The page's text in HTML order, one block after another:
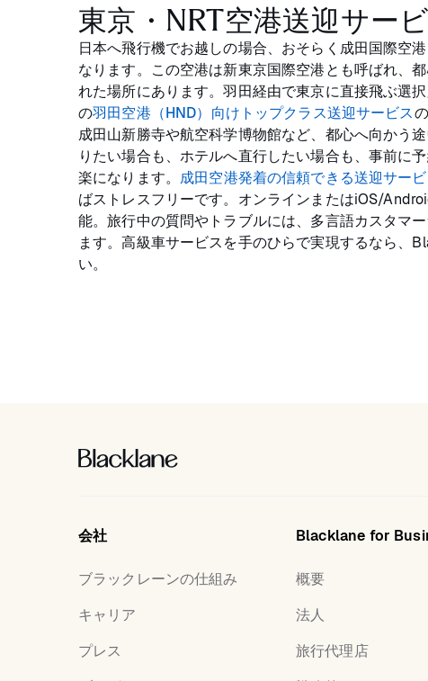
東京・NRT空港送迎サー
日本へ飛行機でお越しの場合、おそらく成田国際空
なります。この空港は新東京国際空港とも呼ばれ、
れた場所にあります。羽田経由で東京に直接飛ぶ選
の羽田空港（HND）向けトップクラス送迎サービス
成田山新勝寺や航空科学博物館など、都心へ向かう
りたい場合も、ホテルへ直行したい場合も、事前に
楽になります。成田空港発着の信頼できる送迎サー
ばストレスフリーです。オンラインまたはiOS/
能。旅行中の質問やトラブルには、多言語カスタマ
ます。高級車サービスを手のひらで実現するなら、
い。
会社
ブラックレーンの仕組み
キャリア
プレス
Blacklane for
概要
法人
旅行代理店